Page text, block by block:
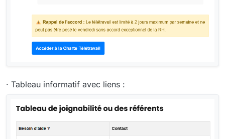
· Tableau informatif avec liens :